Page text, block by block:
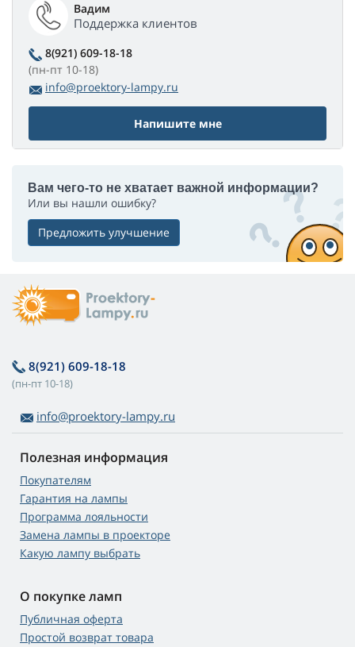
Вадим
Поддержка клиентов
8(921) 609-18-18
(пн-пт 10-18)
info@proektory-lampy.ru
Напишите мне
Вам чего-то не хватает важной информации?
Или вы нашли ошибку?
Предложить улучшение
8(921) 609-18-18
(пн-пт 10-18)
info@proektory-lampy.ru
Полезная информация
Покупателям
Гарантия на лампы
Программа лояльности
Замена лампы в проекторе
Какую лампу выбрать
О покупке ламп
Публичная оферта
Простой возврат товара